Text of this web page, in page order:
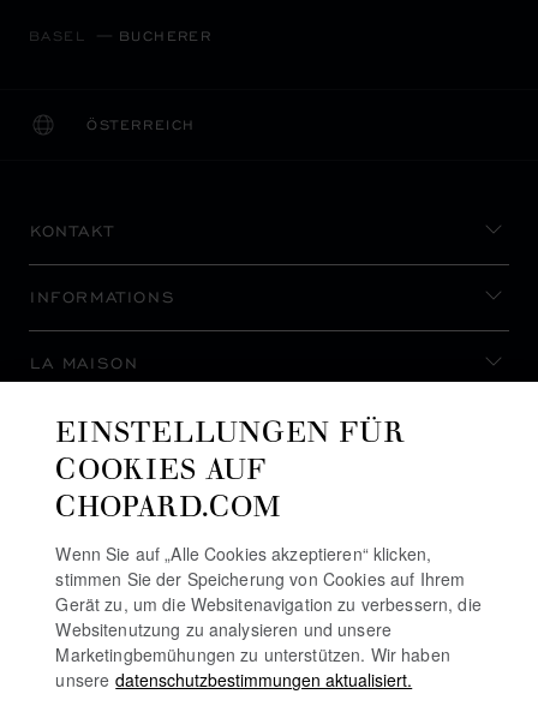
BASEL BUCHERER
ÖSTERREICH
LOKALISIERUNG (LAND ÄNDERN)
LAND ÄNDERN
KONTAKT
INFORMATIONS
LA MAISON
AUF DEM LAUFENDEN BLEIBEN
NEWSLETTER ABONNIEREN
EINSTELLUNGEN FÜR
COOKIES AUF
CHOPARD.COM
Wenn Sie auf „Alle Cookies akzeptieren“ klicken,
stimmen Sie der Speicherung von Cookies auf Ihrem
Gerät zu, um die Websitenavigation zu verbessern, die
Websitenutzung zu analysieren und unsere
Marketingbemühungen zu unterstützen. Wir haben
unsere datenschutzbestimmungen aktualisiert.